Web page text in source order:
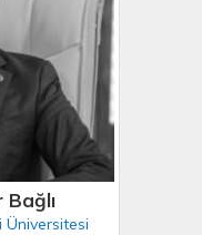
Üniversitesi